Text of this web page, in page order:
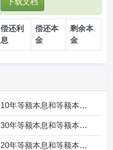
下载文档
偿还利
息
偿还本
金
剩余本
金
80万房贷（公积金贷款）10年等额本息和等额本金一年要还多少_10年年利息多少_10年本金多少
80万房贷（公积金贷款）30年等额本息和等额本金一年要还多少_30年年利息多少_30年本金多少
70万房贷（公积金贷款）20年等额本息和等额本金一年要还多少_20年年利息多少_20年本金多少